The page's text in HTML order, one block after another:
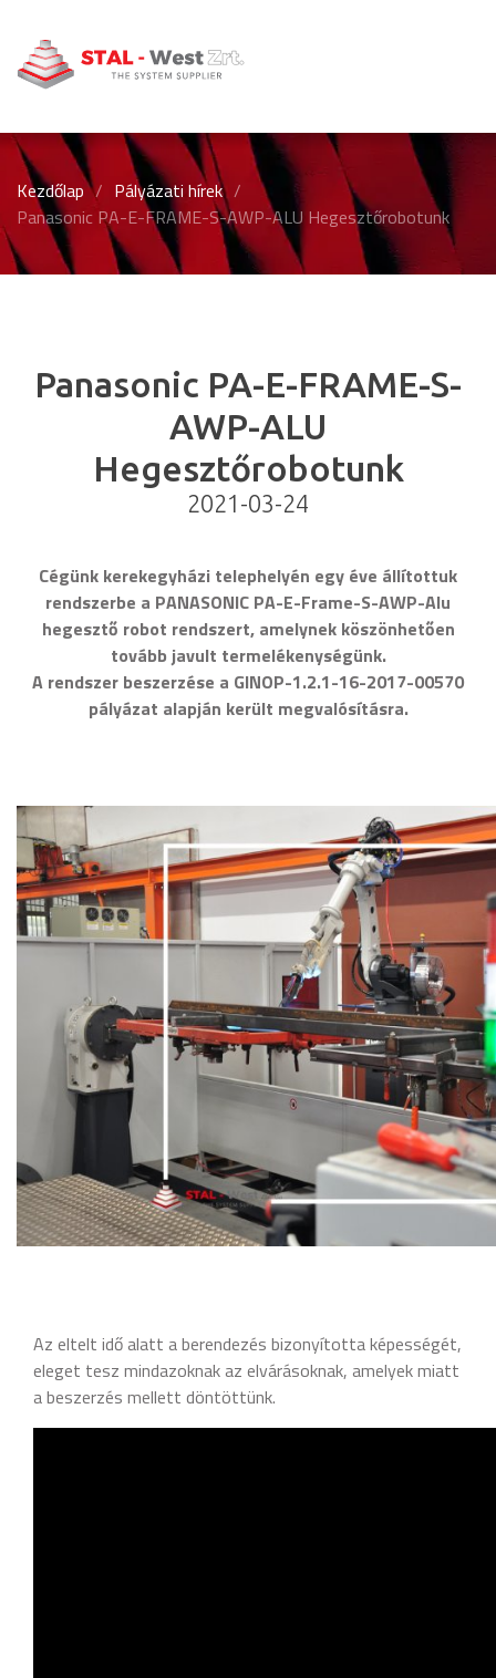
Kezdőlap / Pályázati hírek /
Panasonic PA-E-FRAME-S-AWP-ALU Hegesztőrobotunk
Panasonic PA-E-FRAME-S-
AWP-ALU
Hegesztőrobotunk
2021-03-24
Cégünk kerekegyházi telephelyén egy éve állítottuk
rendszerbe a PANASONIC PA-E-Frame-S-AWP-Alu
hegesztő robot rendszert, amelynek köszönhetően
tovább javult termelékenységünk.
A rendszer beszerzése a GINOP-1.2.1-16-2017-00570
pályázat alapján került megvalósításra.
Az eltelt idő alatt a berendezés bizonyította képességét,
eleget tesz mindazoknak az elvárásoknak, amelyek miatt
a beszerzés mellett döntöttünk.